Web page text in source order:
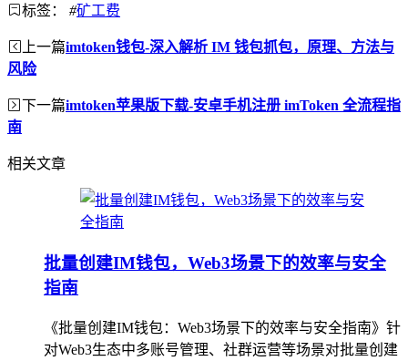
标签： #矿工费
上一篇imtoken钱包-深入解析 IM 钱包抓包，原理、方法与
风险
下一篇imtoken苹果版下载-安卓手机注册 imToken 全流程指
南
相关文章
批量创建IM钱包，Web3场景下的效率与安全
指南
《批量创建IM钱包：Web3场景下的效率与安全指南》针
对Web3生态中多账号管理、社群运营等场景对批量创建